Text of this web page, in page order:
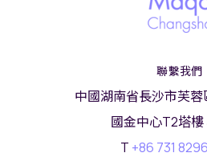
聯繫我們
中國湖南省長沙市芙蓉
國金中心T2塔樓
T +86 731